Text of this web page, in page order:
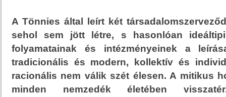
A Tönnies által leírt két
sehol sem jött létre, s hasonlóan
folyamatainak és intézményeinek a
tradicionális és modern, kollektív és
racionális nem válik szét élesen. A mitikus
minden nemzedék életében